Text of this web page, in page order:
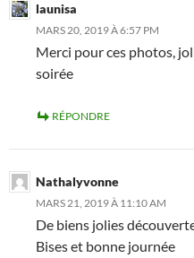
launisa
MARS 20, 2019 À 6:57 PM
Merci pour ces photos,
soirée
RÉPONDRE
Nathalyvonne
MARS 21, 2019 À 11:10 AM
De biens jolies
Bises et bonne journée